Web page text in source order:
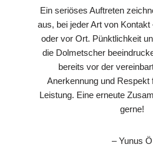
Ein seriöses Auftreten
aus, bei jeder Art von Kontakt
oder vor Ort. Pünktlichkeit
die Dolmetscher
bereits vor der
Anerkennung und Respekt
Leistung. Eine erneute
gerne!
– Yunus Ö